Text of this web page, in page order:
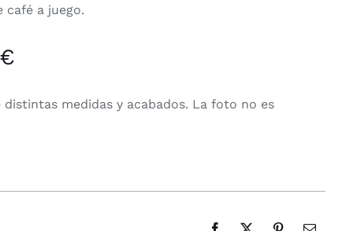
café a juego.
medidas y acabados. La foto no es